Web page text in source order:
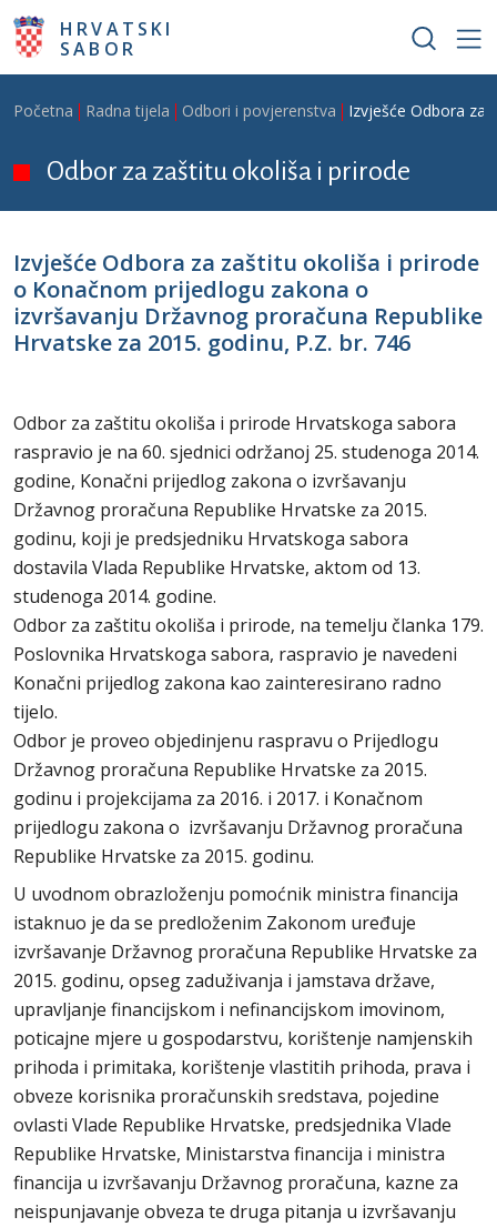
Skoči na glavni sadržaj
HRVATSKI
SABOR
Breadcrumb
Početna Radna tijela Odbori i povjerenstva Izvješće Odbora za
Odbor za zaštitu okoliša i prirode
Izvješće Odbora za zaštitu okoliša i prirode
o Konačnom prijedlogu zakona o
izvršavanju Državnog proračuna Republike
Hrvatske za 2015. godinu, P.Z. br. 746
Odbor za zaštitu okoliša i prirode Hrvatskoga sabora
raspravio je na 60. sjednici održanoj 25. studenoga 2014.
godine, Konačni prijedlog zakona o izvršavanju
Državnog proračuna Republike Hrvatske za 2015.
godinu, koji je predsjedniku Hrvatskoga sabora
dostavila Vlada Republike Hrvatske, aktom od 13.
studenoga 2014. godine.
Odbor za zaštitu okoliša i prirode, na temelju članka 179.
Poslovnika Hrvatskoga sabora, raspravio je navedeni
Konačni prijedlog zakona kao zainteresirano radno
tijelo.
Odbor je proveo objedinjenu raspravu o Prijedlogu
Državnog proračuna Republike Hrvatske za 2015.
godinu i projekcijama za 2016. i 2017. i Konačnom
prijedlogu zakona o izvršavanju Državnog proračuna
Republike Hrvatske za 2015. godinu.
U uvodnom obrazloženju pomoćnik ministra financija
istaknuo je da se predloženim Zakonom uređuje
izvršavanje Državnog proračuna Republike Hrvatske za
2015. godinu, opseg zaduživanja i jamstava države,
upravljanje financijskom i nefinancijskom imovinom,
poticajne mjere u gospodarstvu, korištenje namjenskih
prihoda i primitaka, korištenje vlastitih prihoda, prava i
obveze korisnika proračunskih sredstava, pojedine
ovlasti Vlade Republike Hrvatske, predsjednika Vlade
Republike Hrvatske, Ministarstva financija i ministra
financija u izvršavanju Državnog proračuna, kazne za
neispunjavanje obveza te druga pitanja u izvršavanju